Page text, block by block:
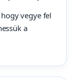
vegye fel
a